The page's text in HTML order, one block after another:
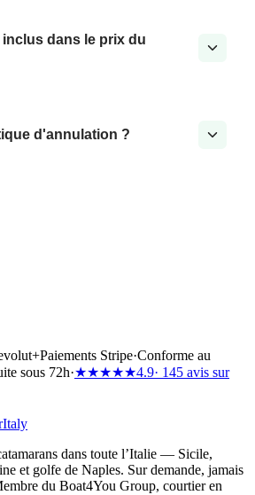
dans le prix du
d'annulation ?
+Paiements Stripe·Conforme au
sous 72h·★★★★★4.9· 145 avis sur
Italy
dans toute l’Italie — Sicile,
et golfe de Naples. Sur demande, jamais
du Boat4You Group, courtier en